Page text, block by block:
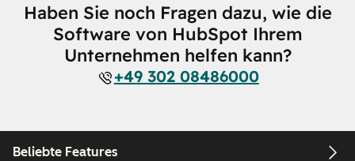
Haben Sie noch Fragen dazu, wie die
Software von HubSpot Ihrem
Unternehmen helfen kann?
+49 302 08486000
Beliebte Features